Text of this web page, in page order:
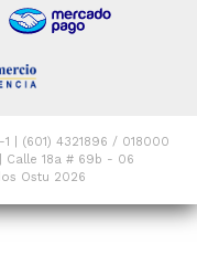
| (601) 4321896 / 018000
Calle 18a # 69b - 06
Ostu 2026